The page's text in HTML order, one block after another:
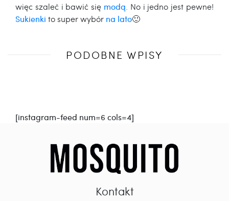
więc szaleć i bawić się modą No i jedno jest pewne!
Sukienki to super wybór na lato🙂
PODOBNE WPISY
[instagram-feed num=6 cols=4]
Kontakt